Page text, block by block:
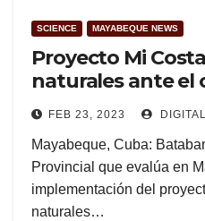
SCIENCE MAYABEQUE NEWS
Proyecto Mi
naturales ante el
FEB 23, 2023
Mayabeque, Cuba:
Provincial que evalúa en
implementación del
naturales…